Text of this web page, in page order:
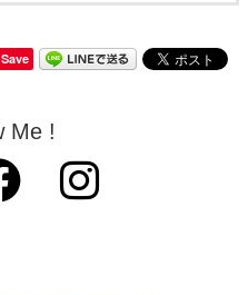
Save
Me !